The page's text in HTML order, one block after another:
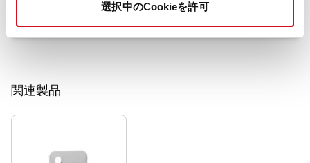
選択中のCookieを許可
関連製品